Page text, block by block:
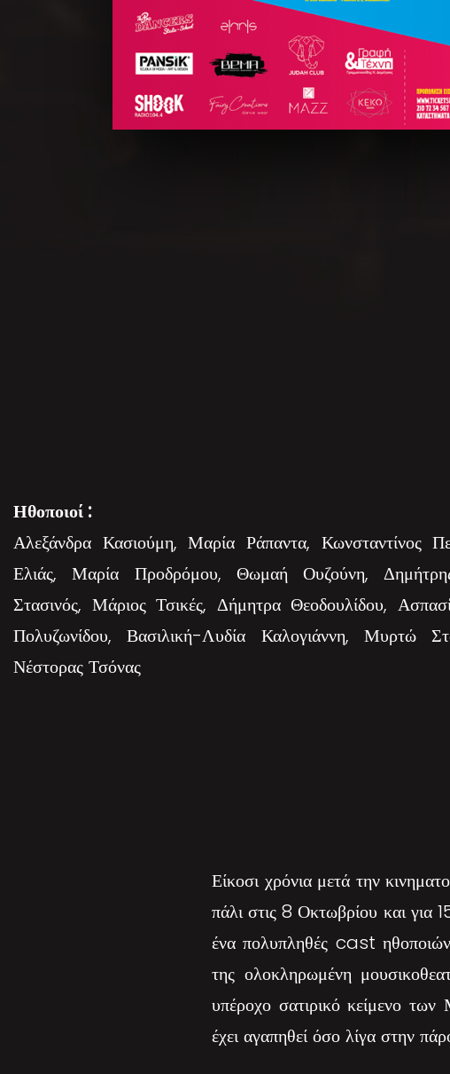
Ηθοποιοί :
Αλεξάνδρα Κασιούμη, Μαρία Ράπαντα, Κωνσταντίνος
Ελιάς, Μαρία Προδρόμου, Θωμαή Ουζούνη,
Στασινός, Μάριος Τσικές, Δήμητρα Θεοδουλίδου,
Πολυζωνίδου, Βασιλική-Λυδία Καλογιάννη, Μυρτώ
Νέστορας Τσόνας
Είκοσι χρόνια μετά την
πάλι στις 8 Οκτωβρίου και
ένα πολυπληθές cast
της ολοκληρωμένη
υπέροχο σατιρικό κείμενο
έχει αγαπηθεί όσο λίγα στην